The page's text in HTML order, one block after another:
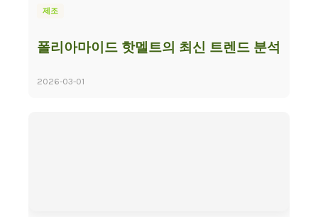
제조
폴리아마이드 핫멜트의 최신 트렌드 분석
2026-03-01